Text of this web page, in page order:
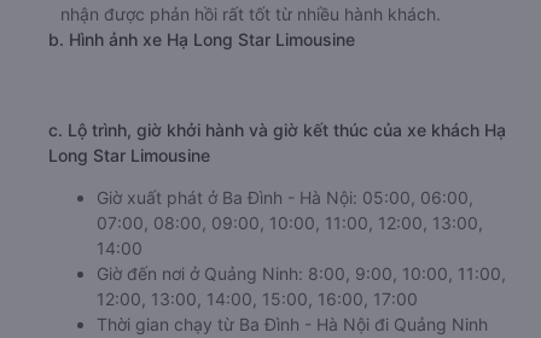
nhận được phản hồi rất tốt từ nhiều hành khách.
b. Hình ảnh xe Hạ Long Star Limousine
c. Lộ trình, giờ khởi hành và giờ kết thúc của xe khách Hạ
Long Star Limousine
Giờ xuất phát ở Ba Đình - Hà Nội: 05:00, 06:00,
07:00, 08:00, 09:00, 10:00, 11:00, 12:00, 13:00,
14:00
Giờ đến nơi ở Quảng Ninh: 8:00, 9:00, 10:00, 11:00,
12:00, 13:00, 14:00, 15:00, 16:00, 17:00
Thời gian chạy từ Ba Đình - Hà Nội đi Quảng Ninh